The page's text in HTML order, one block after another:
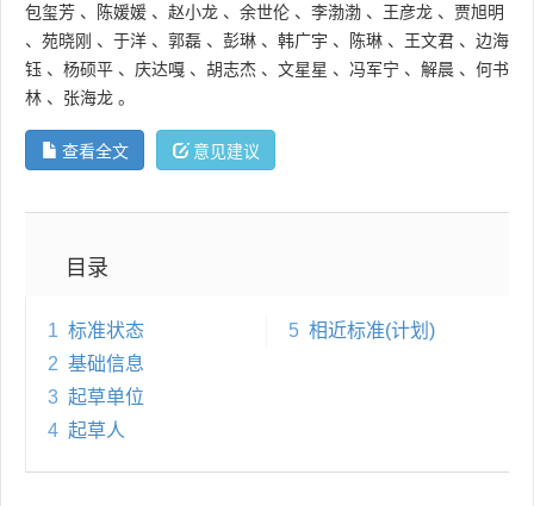
包玺芳 、 陈媛媛 、 赵小龙 、 余世伦 、 李渤渤 、 王彦龙 、 贾旭明
、 苑晓刚 、 于洋 、 郭磊 、 彭琳 、 韩广宇 、 陈琳 、 王文君 、 边海
钰 、 杨硕平 、 庆达嘎 、 胡志杰 、 文星星 、 冯军宁 、 解晨 、 何书
林 、 张海龙 。
查看全文 意见建议
目录
1 标准状态
2 基础信息
3 起草单位
4 起草人
5 相近标准(计划)